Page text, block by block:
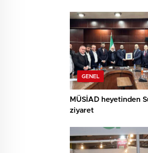
GENEL
MÜSİAD heyetinden
ziyaret